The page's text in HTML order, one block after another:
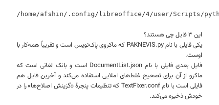
/home/afshin/.config/libreoffice/4/user/Scripts/
این ۳ فایل چی هستند؟
یکی فایلی با نام PAKNEVIS.py که ماکروی پاک‌نویس است و تقریباً همه‌کار با
اوست.
فایل بعدی فایلی با نام DocumentList.json است و بانک لغاتی است که
ماکرو از آن برای تصحیح غلط‌های املایی استفاده می‌کند و آخرین فایل هم
فایلی است با نام TextFixer.conf که تنظیمات پنجرهٔ «گزینش اصلاح‌ها» را در
خودش ذخیره می‌کند.